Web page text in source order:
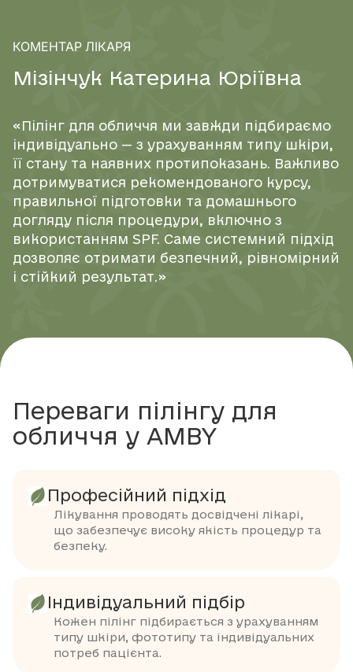
КОМЕНТАР ЛІКАРЯ
М ізінчук Катерина Юрі ї вна
«Пілінг для обличчя ми завжди підбираємо
індивідуально — з урахуванням типу шкіри,
її стану та наявних протипоказань. Важливо
дотримуватися рекомендованого курсу,
правильної підготовки та домашнього
догляду після процедури, включно з
використанням SPF. Саме системний підхід
дозволяє отримати безпечний, рівномірний
і стійкий результат.»
Переваги пілінгу для
обличчя у AMBY
Професійний підхід
Лікування проводять досвідчені лікарі,
що забезпечує високу якість процедур та
безпеку.
Індивідуальний підбір
Кожен пілінг підбирається з урахуванням
типу шкіри, фототипу та індивідуальних
потреб пацієнта.